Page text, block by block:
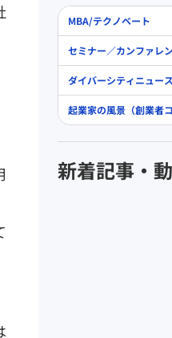
MBA/テクノベート
セミナー／カンファレ
ダイバーシティニュース
起業家の風景（創業者コ
新着記事・